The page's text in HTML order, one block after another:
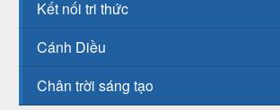
Kết nối tri thức
Cánh Diều
Chân trời sáng tạo